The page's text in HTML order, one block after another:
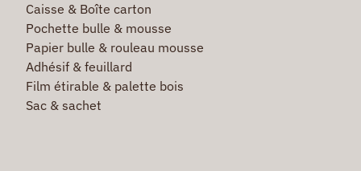
Caisse & Boîte carton
Pochette bulle & mousse
Papier bulle & rouleau mousse
Adhésif & feuillard
Film étirable & palette bois
Sac & sachet